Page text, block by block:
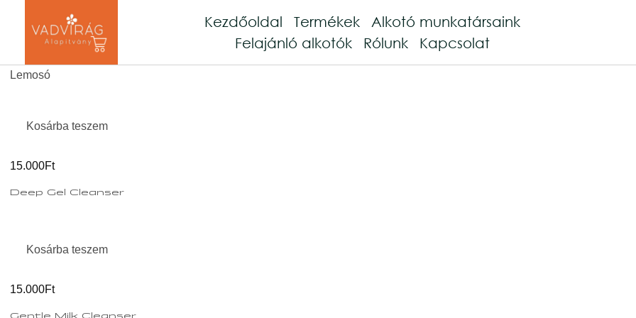
Kezdőoldal Termékek
Alkotó munkatársaink
Felajánló alkotók
Rólunk Kapcsolat
Lemosó
Kosárba teszem
15.000Ft
Deep Gel Cleanser
Kosárba teszem
15.000Ft
Gentle Milk Cleanser